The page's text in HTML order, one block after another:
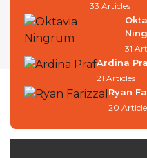
33 Articles
31
Ardina
21 Articles
Ryan
20